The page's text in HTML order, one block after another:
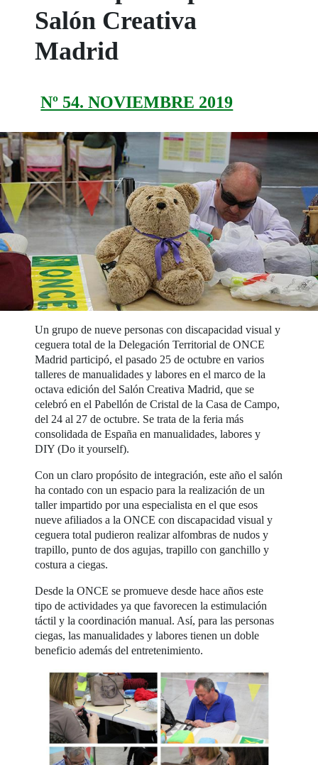
Salón Creativa
Madrid
Nº 54. NOVIEMBRE 2019
Un grupo de nueve personas con discapacidad visual y
ceguera total de la Delegación Territorial de ONCE
Madrid participó, el pasado 25 de octubre en varios
talleres de manualidades y labores en el marco de la
octava edición del Salón Creativa Madrid, que se
celebró en el Pabellón de Cristal de la Casa de Campo,
del 24 al 27 de octubre. Se trata de la feria más
consolidada de España en manualidades, labores y
DIY (Do it yourself).
Con un claro propósito de integración, este año el salón
ha contado con un espacio para la realización de un
taller impartido por una especialista en el que esos
nueve afiliados a la ONCE con discapacidad visual y
ceguera total pudieron realizar alfombras de nudos y
trapillo, punto de dos agujas, trapillo con ganchillo y
costura a ciegas.
Desde la ONCE se promueve desde hace años este
tipo de actividades ya que favorecen la estimulación
táctil y la coordinación manual. Así, para las personas
ciegas, las manualidades y labores tienen un doble
beneficio además del entretenimiento.